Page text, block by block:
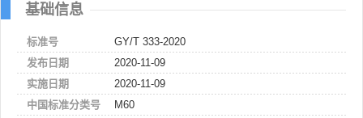
基础信息
标准号
GY/T 333-2020
发布日期
2020-11-09
实施日期
2020-11-09
中国标准分类号
M60